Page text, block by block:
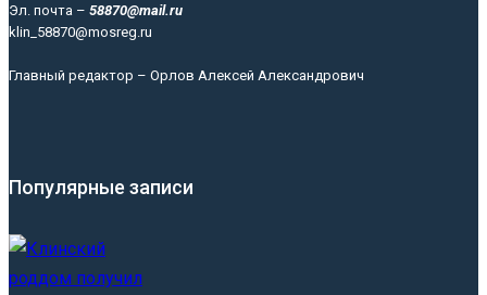
Эл. почта – 58870@mail.ru
klin_58870@mosreg.ru
Главный редактор – Орлов Алексей Александрович
Популярные записи